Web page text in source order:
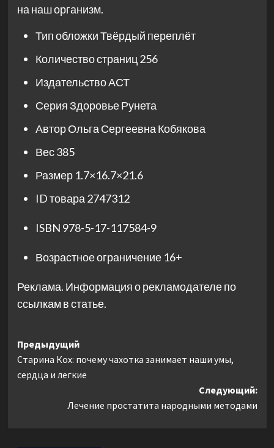
на наш организм.
Тип обложкиТвёрдый переплёт
Количество страниц256
ИздательствоАСТ
СерияЗдоровье Рунета
АвторОльга Сергеевна Кобякова
Вес385
Размер 1.7×16.7×21.6
ID товара 2747312
ISBN 978-5-17-117584-9
Возрастное ограничение 16+
Реклама. Информация о рекламодателе по
ссылкам в статье.
Навигация
записи
Предыдущий
Старина Кох: почему чахотка занимает наши умы,
сердца и легкие
Следующий:
Лечение простатита народными методами